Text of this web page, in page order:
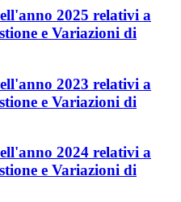
2025 relativi a
e Variazioni di
2023 relativi a
e Variazioni di
2024 relativi a
e Variazioni di